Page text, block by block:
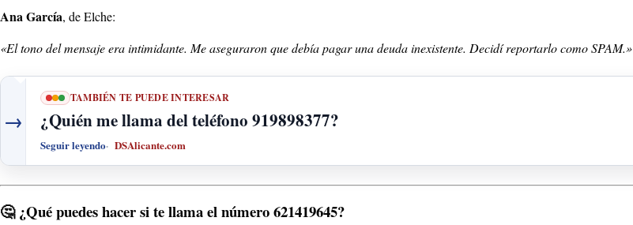
Ana García, de Elche:
«El tono del mensaje era intimidante. Me aseguraron que debía pagar una deuda inexistente. Decidí reportarlo como SPAM.»
→
TAMBIÉN TE PUEDE INTERESAR
¿Quién me llama del teléfono 919898377?
Seguir leyendo DSAlicante.com
🤔¿Qué puedes hacer si te llama el número 621419645?